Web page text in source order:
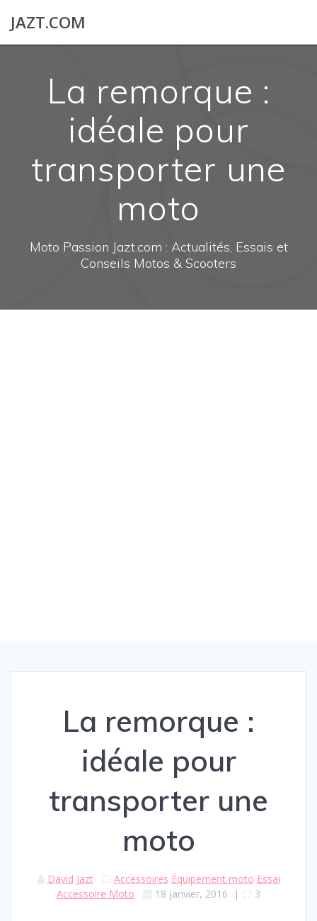
JAZT.COM
La remorque :
idéale pour
transporter une
moto
Moto Passion Jazt.com : Actualités, Essais et
Conseils Motos & Scooters
La remorque :
idéale pour
transporter une
moto
David Jazt Accessoires Équipement moto Essai
Accessoire Moto
18 janvier, 2016 | 3